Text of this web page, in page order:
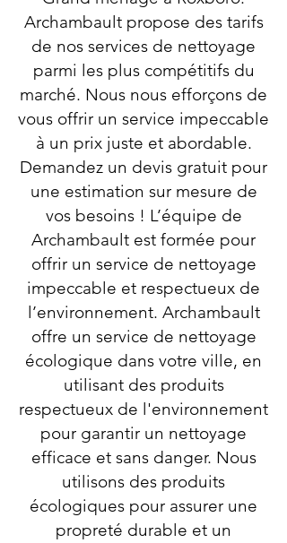
Archambault propose des tarifs
de nos services de nettoyage
parmi les plus compétitifs du
marché. Nous nous efforçons de
vous offrir un service impeccable
à un prix juste et abordable.
Demandez un devis gratuit pour
une estimation sur mesure de
vos besoins ! L’équipe de
Archambault est formée pour
offrir un service de nettoyage
impeccable et respectueux de
l’environnement. Archambault
offre un service de nettoyage
écologique dans votre ville, en
utilisant des produits
respectueux de l'environnement
pour garantir un nettoyage
efficace et sans danger. Nous
utilisons des produits
écologiques pour assurer une
propreté durable et un